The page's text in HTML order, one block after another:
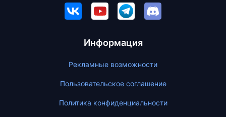
Информация
Рекламные возможности
Пользовательское соглашение
Политика конфиденциальности